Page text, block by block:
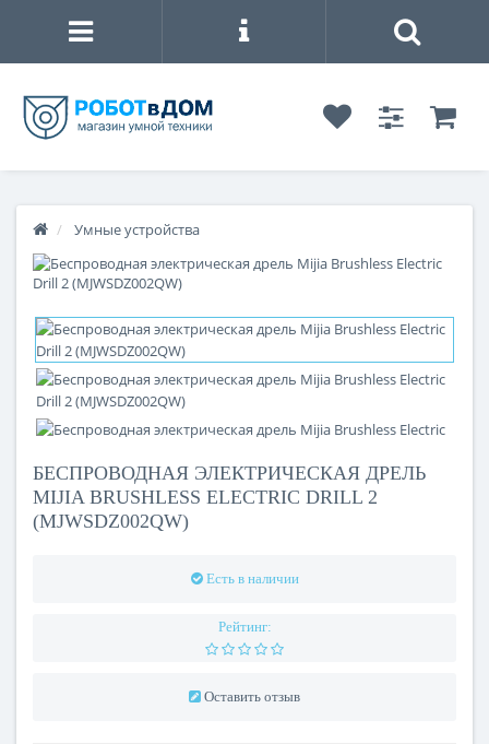
Умные устройства
БЕСПРОВОДНАЯ ЭЛЕКТРИЧЕСКАЯ ДРЕЛЬ
MIJIA BRUSHLESS ELECTRIC DRILL 2
(MJWSDZ002QW)
Есть в наличии
Рейтинг:
Оставить отзыв